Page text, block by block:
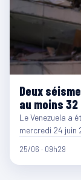
Deux
au moins
Le Venezuela a
mercredi 24 juin
25/06 · 09h29